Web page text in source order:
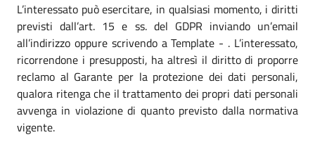
L’interessato può esercitare, in qualsiasi momento, i diritti
previsti dall’art. 15 e ss. del GDPR inviando un’email
all’indirizzo oppure scrivendo a Template - . L’interessato,
ricorrendone i presupposti, ha altresì il diritto di proporre
reclamo al Garante per la protezione dei dati personali,
qualora ritenga che il trattamento dei propri dati personali
avvenga in violazione di quanto previsto dalla normativa
vigente.